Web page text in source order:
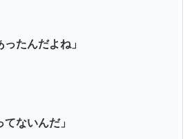
ったんだよね」
てないんだ」